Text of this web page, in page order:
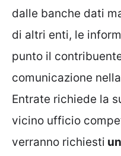
dalle banche dati
di altri enti, le
punto il
comunicazione
Entrate richiede la
vicino ufficio
verranno richiesti